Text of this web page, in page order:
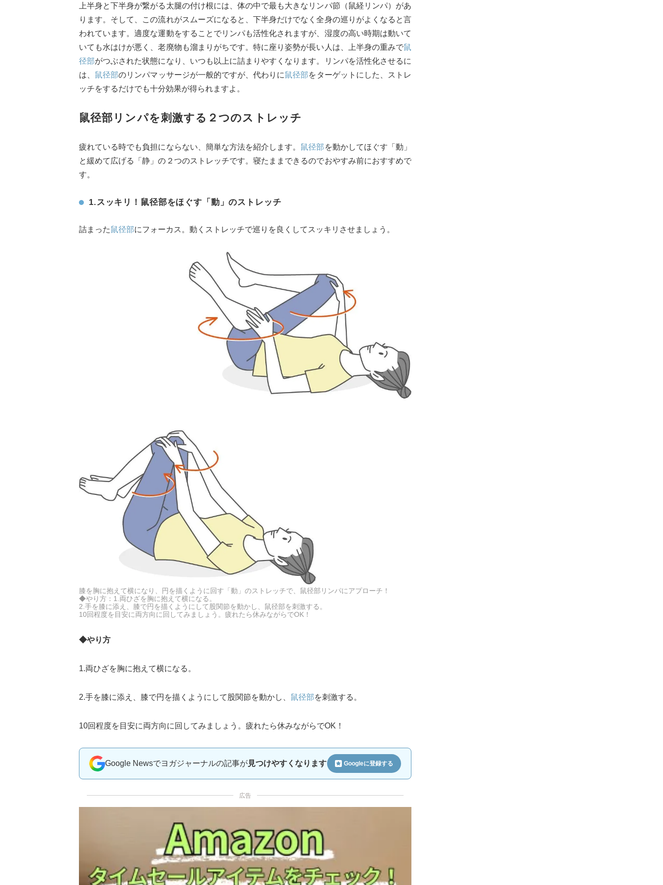
上半身と下半身が繋がる太腿の付け根には、体の中で最も大きなリンパ節（鼠経リンパ）があ
ります。そして、この流れがスムーズになると、下半身だけでなく全身の巡りがよくなると言
われています。適度な運動をすることでリンパも活性化されますが、湿度の高い時期は動いて
いても水はけが悪く、老廃物も溜まりがちです。特に座り姿勢が長い人は、上半身の重みで鼠
径部がつぶされた状態になり、いつも以上に詰まりやすくなります。リンパを活性化させるに
は、 鼠径部のリンパマッサージが一般的ですが、代わりに鼠径部をターゲットにした、ストレ
ッチをするだけでも十分効果が得られますよ。
鼠径部リンパを刺激する２つのストレッチ
疲れている時でも負担にならない、簡単な方法を紹介します。 鼠径部 を動かしてほぐす「動」
と緩めて広げる「静」の２つのストレッチです。寝たままできるのでおやすみ前におすすめで
す。
1.スッキリ！鼠径部をほぐす「動」のストレッチ
詰まった鼠径部にフォーカス。動くストレッチで巡りを良くしてスッキリさせましょう。
膝を胸に抱えて横になり、円を描くように回す「動」のストレッチで、鼠径部リンパにアプローチ！
◆やり方：1.両ひざを胸に抱えて横になる。
2.手を膝に添え、膝で円を描くようにして股関節を動かし、鼠径部を刺激する。
10回程度を目安に両方向に回してみましょう。疲れたら休みながらでOK！
◆やり方
1.両ひざを胸に抱えて横になる。
2.手を膝に添え、膝で円を描くようにして股関節を動かし、 鼠径部を刺激する。
10回程度を目安に両方向に回してみましょう。疲れたら休みながらでOK！
Google Newsでヨガジャーナルの記事が見つけやすくなります Googleに登録する
広告